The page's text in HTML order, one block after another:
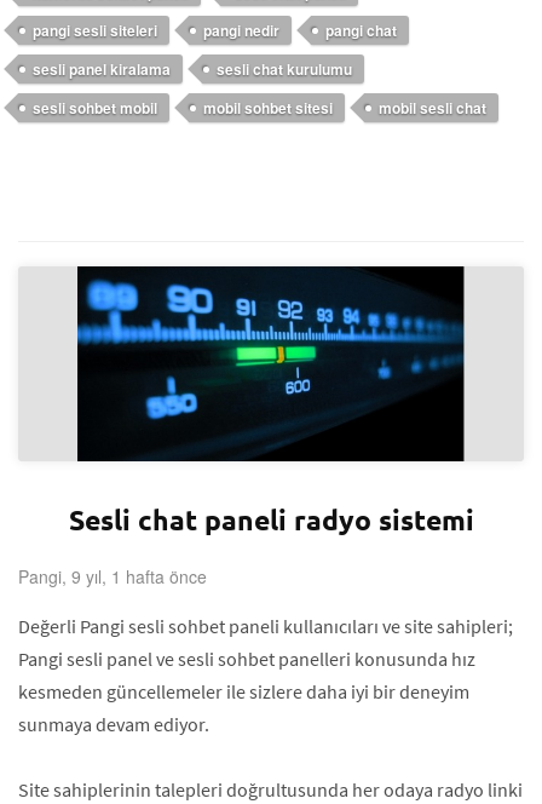
pangi sesli siteleri
pangi nedir
pangi chat
sesli panel kiralama
sesli chat kurulumu
sesli sohbet mobil
mobil sohbet sitesi mobil sesli chat
Sesli chat paneli radyo sistemi
Pangi, 9 yıl, 1 hafta önce
Değerli Pangi sesli sohbet paneli kullanıcıları ve site sahipleri;
Pangi sesli panel ve sesli sohbet panelleri konusunda hız
kesmeden güncellemeler ile sizlere daha iyi bir deneyim
sunmaya devam ediyor.
Site sahiplerinin talepleri doğrultusunda her odaya radyo linki